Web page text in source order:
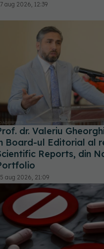
aug 2026, 12:39
dr. Valeriu
Board-ul Editorial al
Reports, din
aug 2026, 21:09